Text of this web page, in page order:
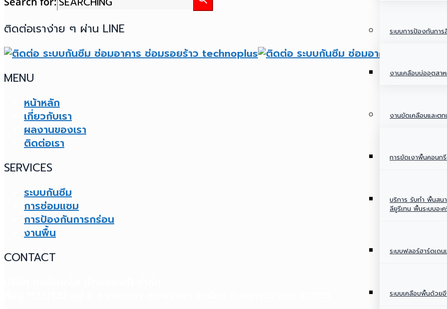
ระบบการป้องกันกา
งานเคลือบบ่ออุตสา
งานขัดเคลือบและต
การขัดเงาพื้นคอนก
บริการ รับทำ พื้นสน
ลียูรีเทน พื้นระบบอะ
ระบบฟลอร์ฮาร์ดเดน
ระบบเคลือบพื้นด้วย
ติดต่อเราง่าย ๆ ผ่าน LINE
MENU
หน้าหลัก
เกี่ยวกับเรา
ผลงานของเรา
ติดต่อเรา
SERVICES
ระบบกันซึม
การซ่อมแซม
การป้องกันการกร่อน
งานพื้น
CONTACT